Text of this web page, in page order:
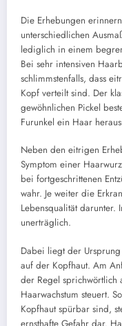
Die Erhebungen
unterschiedlichen
lediglich in einem
Bei sehr intensiven
schlimmstenfalls, dass
Kopf verteilt sind. Der
gewöhnlichen Pickel
Furunkel ein Haar
Neben den eitrigen
Symptom einer
bei fortgeschrittenen
wahr. Je weiter die
Lebensqualität darunter.
unerträglich.
Dabei liegt der
auf der Kopfhaut. Am
der Regel
Haarwachstum steuert.
Kopfhaut spürbar sind,
ernsthafte Gefahr dar.